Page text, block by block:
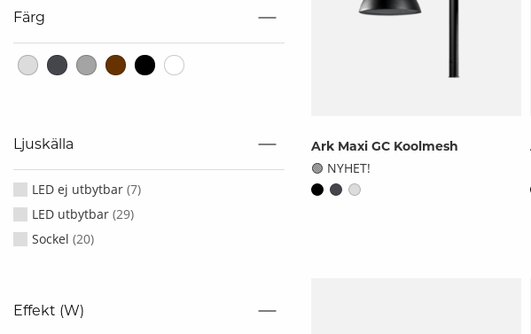
Downlights
Infällt
Färg
Ljuskälla
LED ej utbytbar (7)
LED utbytbar (29)
Sockel (20)
Effekt (W)
Ark Maxi GC Koolmesh
🟢 NYHET!